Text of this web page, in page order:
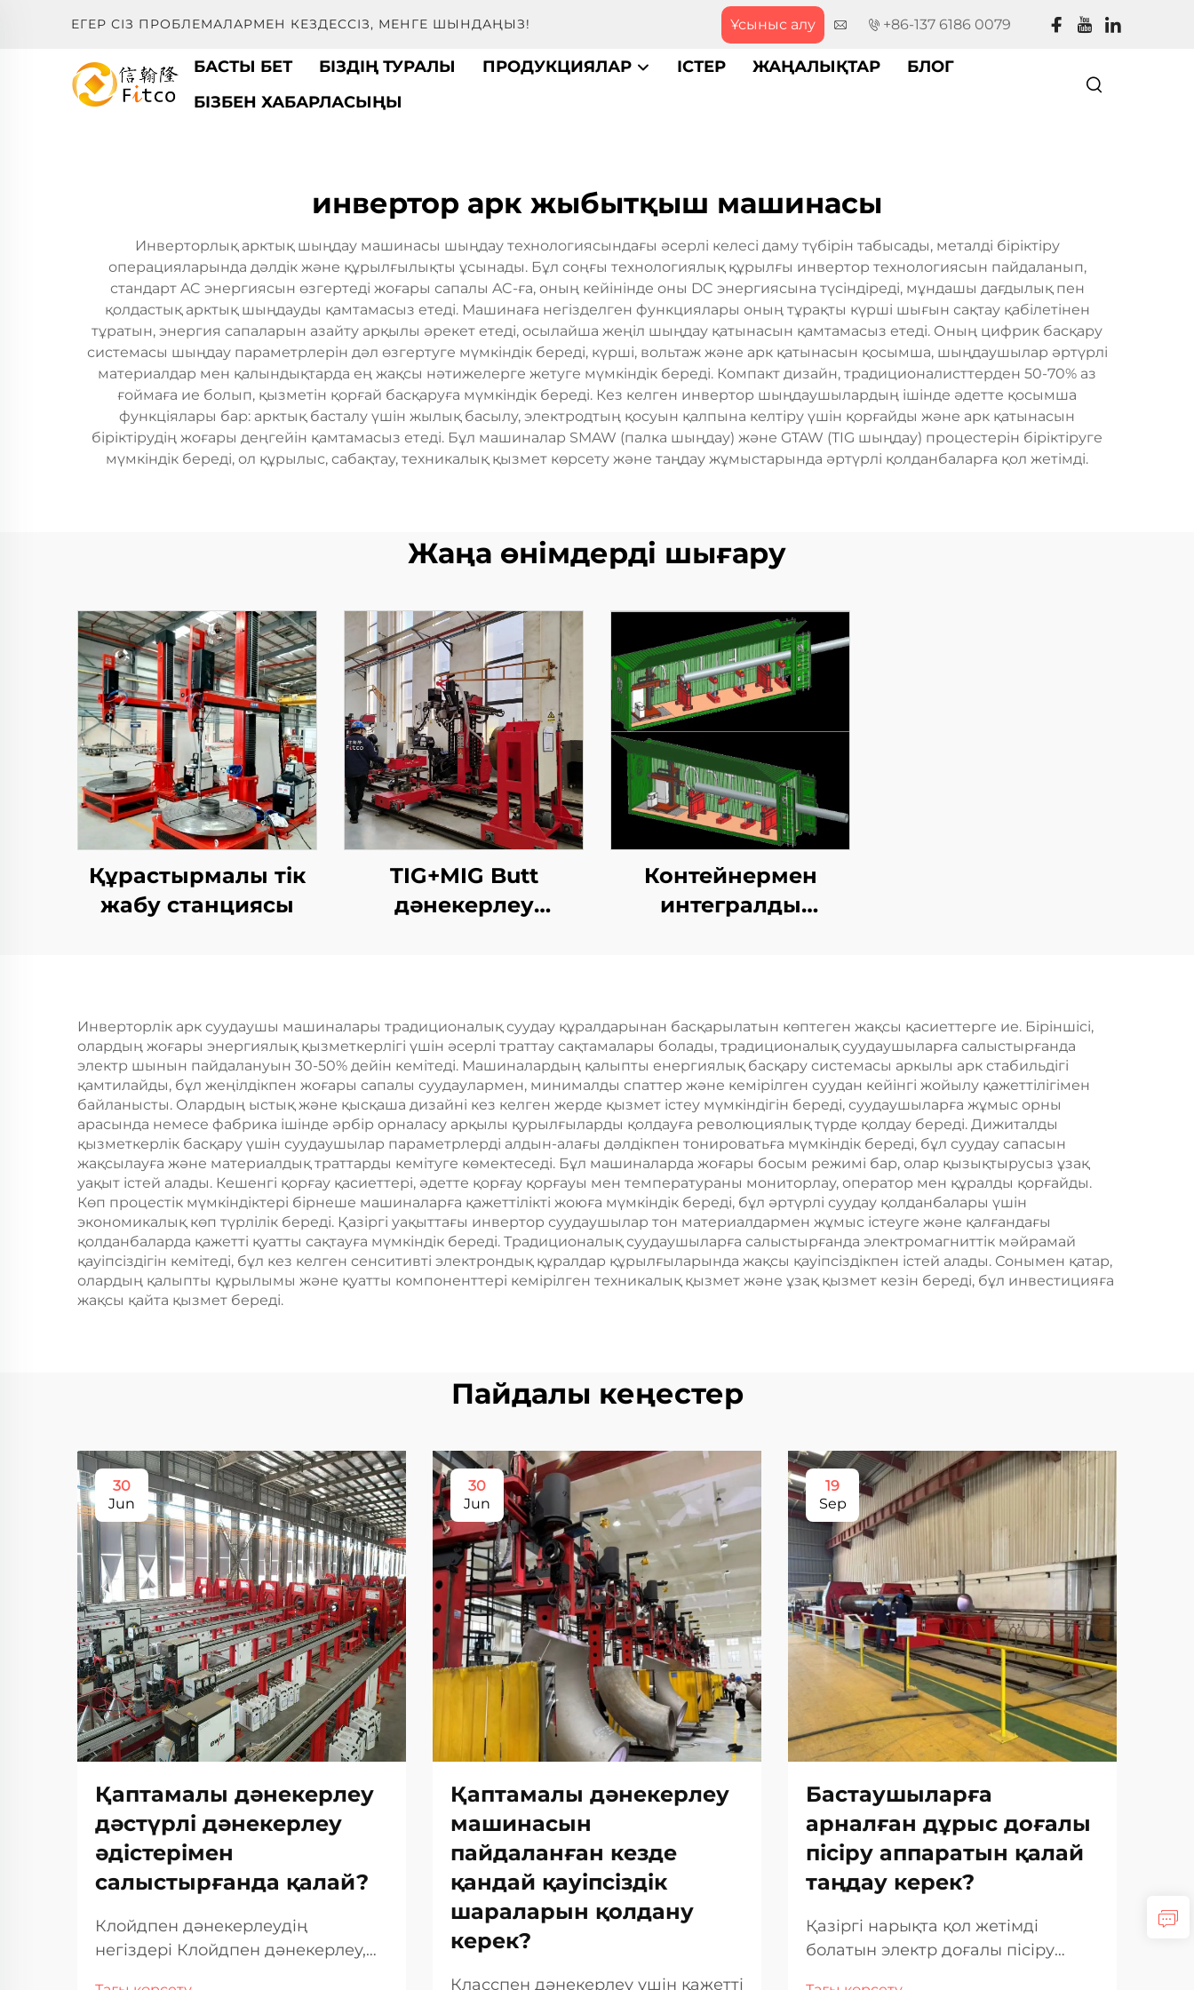
ЕГЕР СІЗ ПРОБЛЕМАЛАРМЕН КЕЗДЕССІЗ, МЕНГЕ ШЫНДАҢЫЗ! Ұсыныс алу +86-137 6186 0079
БАСТЫ БЕТ БІЗДІҢ ТУРАЛЫ ПРОДУКЦИЯЛАР ІСТЕР ЖАҢАЛЫҚТАР
БЛОГ
БІЗБЕН ХАБАРЛАСЫҢЫ
инвертор арк жыбытқыш машинасы
Инверторлық арктық шыңдау машинасы шыңдау технологиясындағы әсерлі келесі даму түбірін табысады, металді біріктіру
операцияларында дәлдік және құрылғылықты ұсынады. Бұл соңғы технологиялық құрылғы инвертор технологиясын пайдаланып,
стандарт AC энергиясын өзгертеді жоғары сапалы AC-ға, оның кейінінде оны DC энергиясына түсіндіреді, мұндашы дағдылық пен
қолдастық арктық шыңдауды қамтамасыз етеді. Машинаға негізделген функциялары оның тұрақты күрші шығын сақтау қабілетінен
тұратын, энергия сапаларын азайту арқылы әрекет етеді, осылайша жеңіл шыңдау қатынасын қамтамасыз етеді. Оның цифрик басқару
системасы шыңдау параметрлерін дәл өзгертуге мүмкіндік береді, күрші, вольтаж және арк қатынасын қосымша, шыңдаушылар әртүрлі
материалдар мен қалындықтарда ең жақсы нәтижелерге жетуге мүмкіндік береді. Компакт дизайн, традиционалисттерден 50-70% аз
ғоймаға ие болып, қызметін қорғай басқаруға мүмкіндік береді. Кез келген инвертор шыңдаушылардың ішінде әдетте қосымша
функціялары бар: арктық басталу үшін жылық басылу, электродтың қосуын қалпына келтіру үшін қорғайды және арк қатынасын
біріктірудің жоғары деңгейін қамтамасыз етеді. Бұл машиналар SMAW (палка шыңдау) және GTAW (TIG шыңдау) процестерін біріктіруге
мүмкіндік береді, ол құрылыс, сабақтау, техникалық қызмет көрсету және таңдау жұмыстарында әртүрлі қолданбаларға қол жетімді.
Жаңа өнімдерді шығару
Құрастырмалы тік
жабу станциясы
TIG+MIG Butt
дәнекерлеу
Контейнермен
интегралды
Инверторлік арк суудаушы машиналары традиционалық суудау құралдарынан басқарылатын көптеген жақсы қасиеттерге ие. Біріншісі,
олардың жоғары энергиялық қызметкерлігі үшін әсерлі траттау сақтамалары болады, традиционалық суудаушыларға салыстырғанда
электр шынын пайдалануын 30-50% дейін кемітеді. Машиналардың қалыпты енергиялық басқару системасы аркылы арк стабильдігі
қамтилайды, бұл жеңілдікпен жоғары сапалы суудаулармен, минималды спаттер және кемірілген суудан кейінгі жойылу қажеттілігімен
байланысты. Олардың ыстық және қысқаша дизайні кез келген жерде қызмет істеу мүмкіндігін береді, суудаушыларға жұмыс орны
арасында немесе фабрика ішінде әрбір орналасу арқылы қурылғыларды қолдауға революциялық түрде қолдау береді. Дижиталды
қызметкерлік басқару үшін суудаушылар параметрлерді алдын-алағы дәлдікпен тонироватьға мүмкіндік береді, бұл суудау сапасын
жақсылауға және материалдық траттарды кемітуге көмектеседі. Бұл машиналарда жоғары босым режимі бар, олар қызықтырусыз ұзақ
уақыт істей алады. Кешенгі қорғау қасиеттері, әдетте қорғау қорғауы мен температураны мониторлау, оператор мен құралды қорғайды.
Көп процестік мүмкіндіктері бірнеше машиналарға қажеттілікті жоюға мүмкіндік береді, бұл әртүрлі суудау қолданбалары үшін
экономикалық көп түрлілік береді. Қазіргі уақыттағы инвертор суудаушылар тон материалдармен жұмыс істеуге және қалғандағы
қолданбаларда қажетті қуатты сақтауға мүмкіндік береді. Традиционалық суудаушыларға салыстырғанда электромагниттік мәйрамай
қауіпсіздігін кемітеді, бұл кез келген сенситивті электрондық құралдар құрылғыларында жақсы қауіпсіздікпен істей алады. Сонымен қатар,
олардың қалыпты құрылымы және қуатты компоненттері кемірілген техникалық қызмет және ұзақ қызмет кезін береді, бұл инвестицияға
жақсы қайта қызмет береді.
Пайдалы кеңестер
30
Jun
Қаптамалы дәнекерлеу
дәстүрлі дәнекерлеу
әдістерімен
салыстырғанда қалай?
Клойдпен дәнекерлеудің
негіздері Клойдпен дәнекерлеу,
30
Jun
Қаптамалы дәнекерлеу
машинасын
пайдаланған кезде
қандай қауіпсіздік
шараларын қолдану
керек?
Класспен дәнекерлеу үшін қажетті
19
Sep
Бастаушыларға
арналған дұрыс доғалы
пісіру аппаратын қалай
таңдау керек?
Қазіргі нарықта қол жетімді
болатын электр доғалы пісіру